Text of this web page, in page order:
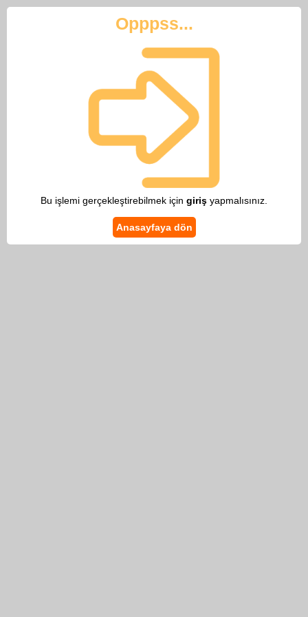
Opppss...
Bu işlemi gerçekleştirebilmek için giriş yapmalısınız.
Anasayfaya dön